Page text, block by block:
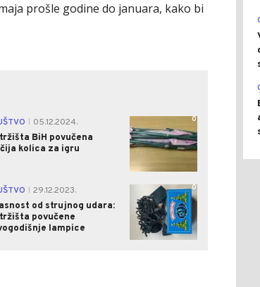
prošle godine do januara, kako bi
05.12.2024.
BiH povučena
kolica za igru
0
29.12.2023.
od strujnog udara:
povučene
lampice
0